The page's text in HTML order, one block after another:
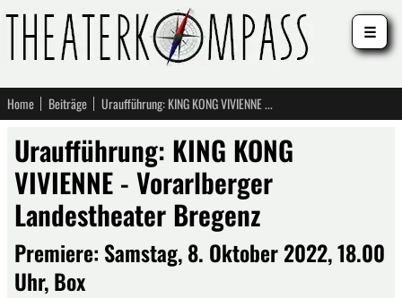
Home Beiträge Uraufführung: KING KONG VIVIENNE - Vorarlberger Landestheater Bregenz
Uraufführung: KING KONG
VIVIENNE - Vorarlberger
Landestheater Bregenz
Premiere: Samstag, 8. Oktober 2022, 18.00
Uhr, Box
☰